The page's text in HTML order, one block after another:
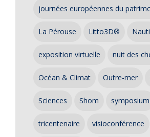
journées européennes du
La Pérouse Litto3D®
exposition virtuelle nuit des
Océan & Climat Outre-mer
Sciences Shom symposium
tricentenaire visioconférence